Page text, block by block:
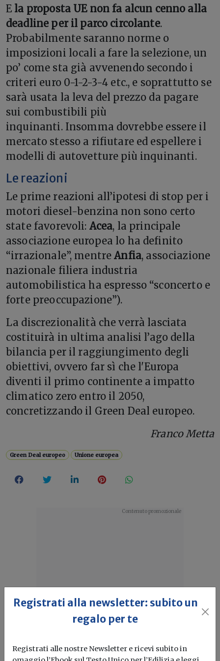
E la proposta UE non fa alcun cenno alla
deadline per il parco circolante.
Probabilmente saranno norme o
imposizioni locali a fare la selezione, un
po’ come sta già avvenendo secondo i
criteri euro 0-1-2-3-4 etc., e soprattutto se
sarà usata la leva del prezzo da pagare
sui combustibili più
inquinanti. Insomma dovrebbe essere il
mercato stesso a rifiutare ed espellere i
modelli di autovetture più inquinanti.
Le reazioni
Le prime reazioni all’ipotesi di stop per i
motori diesel-benzina non sono certo
state favorevoli: Acea, la principale
associazione europea lo ha definito
“irrazionale”, mentreAnfia, associazione
nazionale filiera industria
automobilistica ha espresso “sconcerto e
forte preoccupazione”).
La discrezionalità che verrà lasciata
costituirà in ultima analisi l’ago della
bilancia per il raggiungimento degli
obiettivi, ovvero far sì che l'Europa
diventi il primo continente a impatto
climatico zero entro il 2050,
concretizzando il Green Deal europeo.
Franco Metta
Green Deal europeo Unione europea
Registrati alla newsletter: subito un
regalo per te
Registrati alle nostre Newsletter e ricevi subito in